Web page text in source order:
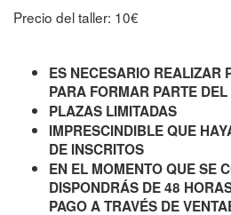
Precio del taller: 10€
ES NECESARIO REALIZAR
PARA FORMAR PARTE
PLAZAS LIMITADAS
IMPRESCINDIBLE QUE
DE INSCRITOS
EN EL MOMENTO QUE SE
DISPONDRÁS DE 48
PAGO A TRAVÉS DE